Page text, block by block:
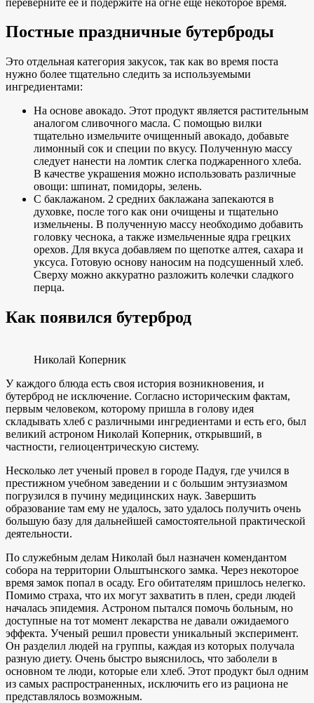
Постные праздничные бутерброды
Это отдельная категория закусок, так как во время поста
нужно более тщательно следить за используемыми
ингредиентами:
На основе авокадо. Этот продукт является растительным
аналогом сливочного масла. С помощью вилки
тщательно измельчите очищенный авокадо, добавьте
лимонный сок и специи по вкусу. Полученную массу
следует нанести на ломтик слегка поджаренного хлеба.
В качестве украшения можно использовать различные
овощи: шпинат, помидоры, зелень.
С баклажаном. 2 средних баклажана запекаются в
духовке, после того как они очищены и тщательно
измельчены. В полученную массу необходимо добавить
головку чеснока, а также измельченные ядра грецких
орехов. Для вкуса добавляем по щепотке алтея, сахара и
уксуса. Готовую основу наносим на подсушенный хлеб.
Сверху можно аккуратно разложить колечки сладкого
перца.
Как появился бутерброд
Николай Коперник
У каждого блюда есть своя история возникновения, и
бутерброд не исключение. Согласно историческим фактам,
первым человеком, которому пришла в голову идея
складывать хлеб с различными ингредиентами и есть его, был
великий астроном Николай Коперник, открывший, в
частности, гелиоцентрическую систему.
Несколько лет ученый провел в городе Падуя, где учился в
престижном учебном заведении и с большим энтузиазмом
погрузился в пучину медицинских наук. Завершить
образование там ему не удалось, зато удалось получить очень
большую базу для дальнейшей самостоятельной практической
деятельности.
По служебным делам Николай был назначен комендантом
собора на территории Ольштынского замка. Через некоторое
время замок попал в осаду. Его обитателям пришлось нелегко.
Помимо страха, что их могут захватить в плен, среди людей
началась эпидемия. Астроном пытался помочь больным, но
доступные на тот момент лекарства не давали ожидаемого
эффекта. Ученый решил провести уникальный эксперимент.
Он разделил людей на группы, каждая из которых получала
разную диету. Очень быстро выяснилось, что заболели в
основном те люди, которые ели хлеб. Этот продукт был одним
из самых распространенных, исключить его из рациона не
представлялось возможным.